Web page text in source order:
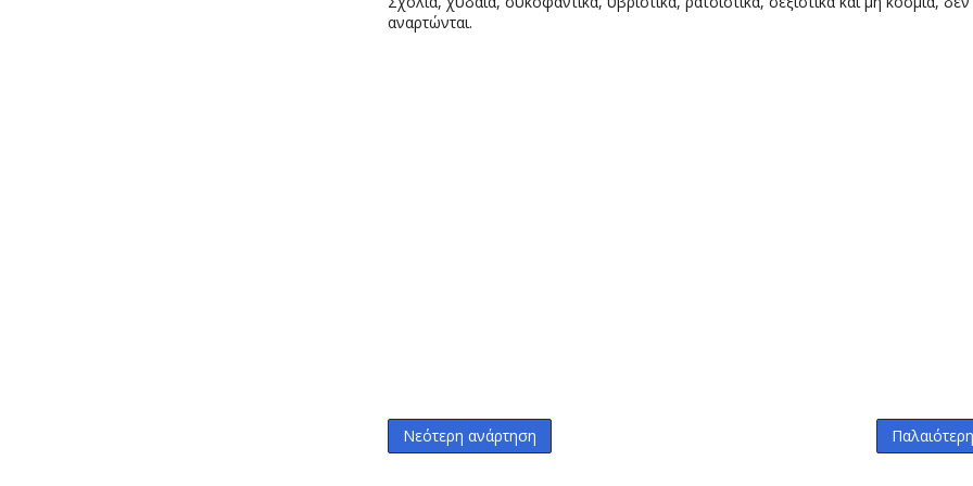
αναρτώνται.
Νεότερη ανάρτηση